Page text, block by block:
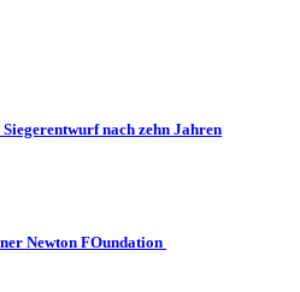
nach zehn Jahren
Newton FOundation